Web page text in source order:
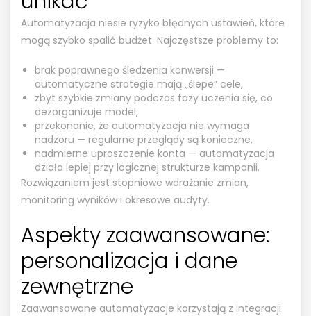
Automatyzacja niesie ryzyko błędnych ustawień, które
mogą szybko spalić budżet. Najczęstsze problemy to:
brak poprawnego śledzenia konwersji —
automatyczne strategie mają „ślepe” cele,
zbyt szybkie zmiany podczas fazy uczenia się, co
dezorganizuje model,
przekonanie, że automatyzacja nie wymaga
nadzoru — regularne przeglądy są konieczne,
nadmierne uproszczenie konta — automatyzacja
działa lepiej przy logicznej strukturze kampanii.
Rozwiązaniem jest stopniowe wdrażanie zmian,
monitoring wyników i okresowe audyty.
Aspekty zaawansowane:
personalizacja i dane
zewnętrzne
Zaawansowane automatyzacje korzystają z integracji